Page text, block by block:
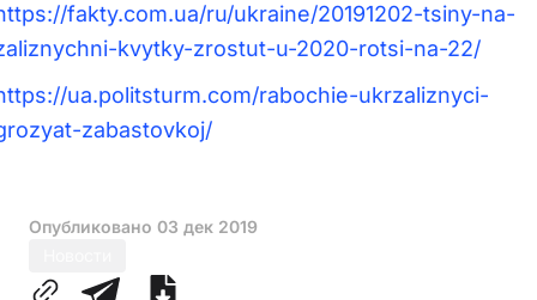
fakty.com.ua/ru/ukraine/20191202-tsiny-na-
kvytky-zrostut-u-2020-rotsi-na-22/
ua.politsturm.com/rabochie-ukrzaliznyci-
zabastovkoj/
Опубликовано 03 дек 2019